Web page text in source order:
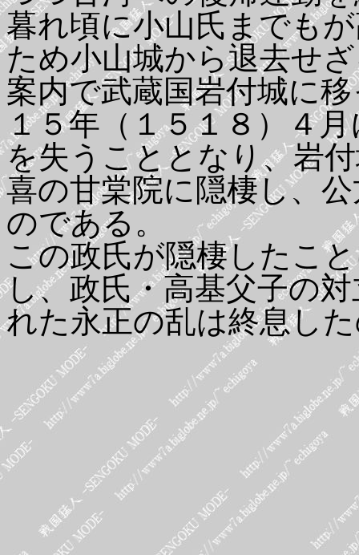
暮れ頃に小山氏までも
ため小山城から退去せ
案内で武蔵国岩付城に
１５年（１５１８）４
を失うこととなり、岩
喜の甘棠院に隠棲し、
のである。
この政氏が隠棲したこ
し、政氏・高基父子の
れた永正の乱は終息し